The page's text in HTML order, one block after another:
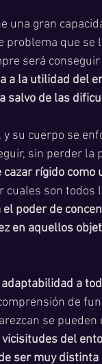
una gran
problema que se
será
a la utilidad del
salvo de las
su cuerpo se
sin perder la
rígido como
cuales son todos
poder de
en aquellos
a
de
se pueden
del
ser muy distinta